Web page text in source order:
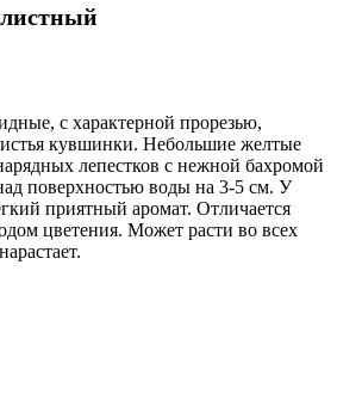
с характерной прорезью,
кувшинки. Небольшие желтые
лепестков с нежной бахромой
поверхностью воды на 3-5 см. У
приятный аромат. Отличается
цветения. Может расти во всех